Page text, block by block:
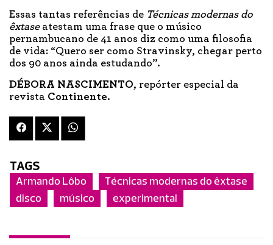
Essas tantas referências de Técnicas modernas do
êxtaseatestam uma frase que o músico
pernambucano de 41 anos diz como uma filosofia
de vida: “Quero ser como Stravinsky, chegar perto
dos 90 anos ainda estudando”.
DÉBORA NASCIMENTO, repórter especial da
revista Continente.
TAGS
Armando Lôbo
Técnicas modernas do êxtase
disco
músico experimental